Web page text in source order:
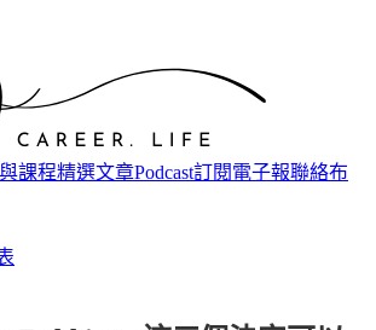
課程精選文章Podcast訂閱電子報聯絡布